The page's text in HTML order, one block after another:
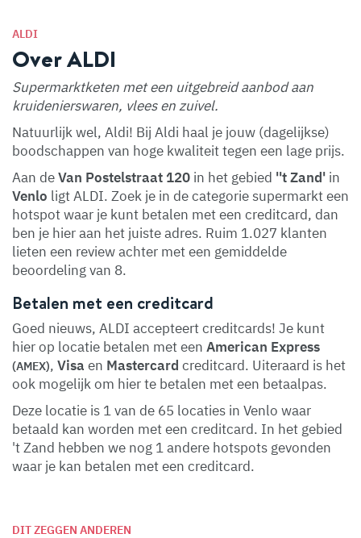
ALDI
Over ALDI
Supermarktketen met een uitgebreid aanbod aan
kruidenierswaren, vlees en zuivel.
Natuurlijk wel, Aldi! Bij Aldi haal je jouw (dagelijkse)
boodschappen van hoge kwaliteit tegen een lage prijs.
Aan deVan Postelstraat 120 in het gebied ''t Zand' in
Venlo ligt ALDI. Zoek je in de categorie supermarkt een
hotspot waar je kunt betalen met een creditcard, dan
ben je hier aan het juiste adres. Ruim 1.027 klanten
lieten een review achter met een gemiddelde
beoordeling van 8.
Betalen met een creditcard
Goed nieuws, ALDI accepteert creditcards! Je kunt
hier op locatie betalen met een American Express
(AMEX), Visa en Mastercard creditcard. Uiteraard is het
ook mogelijk om hier te betalen met een betaalpas.
Deze locatie is 1 van de 65 locaties in Venlo waar
betaald kan worden met een creditcard. In het gebied
't Zand hebben we nog 1 andere hotspots gevonden
waar je kan betalen met een creditcard.
DIT ZEGGEN ANDEREN